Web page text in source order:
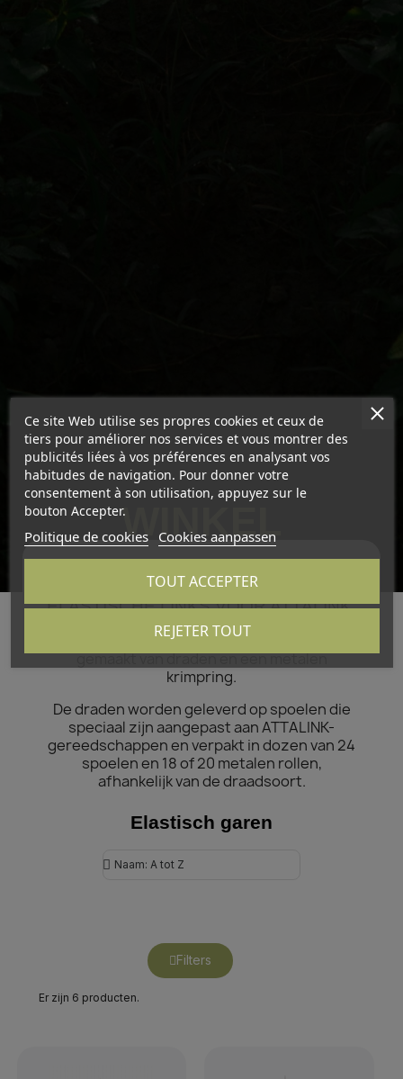
WINKEL
ELASTISCHE LINKS VOOR ATTALINK,
UNIEK IN DE WERELD
ATTALINK-elastische kabelbinders zijn
gemaakt van draden en een metalen
krimpring.
De draden worden geleverd op spoelen die
speciaal zijn aangepast aan ATTALINK-
gereedschappen en verpakt in dozen van 24
spoelen en 18 of 20 metalen rollen,
afhankelijk van de draadsoort.
Elastisch garen
Er zijn 6 producten.
Filters
Ce site Web utilise ses propres cookies et ceux de
tiers pour améliorer nos services et vous montrer des
publicités liées à vos préférences en analysant vos
habitudes de navigation. Pour donner votre
consentement à son utilisation, appuyez sur le
bouton Accepter.
Politique de cookies Cookies aanpassen
REJETER TOUT
TOUT ACCEPTER